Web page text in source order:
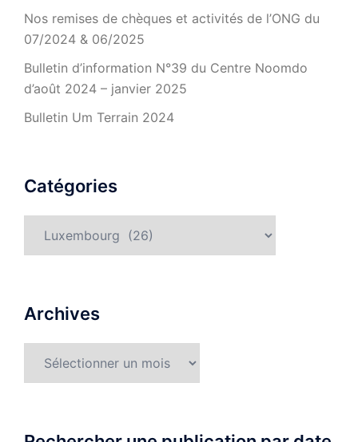
Nos remises de chèques et activités de l’ONG du
07/2024 & 06/2025
Bulletin d’information N°39 du Centre Noomdo
d’août 2024 – janvier 2025
Bulletin Um Terrain 2024
Catégories
Archives